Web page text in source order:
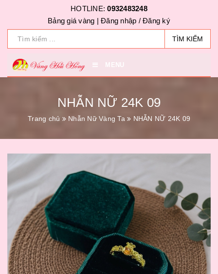
HOTLINE:0932483248
Bảng giá vàng | Đăng nhập / Đăng ký
TÌM KIẾM
MENU
NHẪN NỮ 24K 09
Trang chủ Nhẫn Nữ Vàng Ta NHẪN NỮ 24K 09